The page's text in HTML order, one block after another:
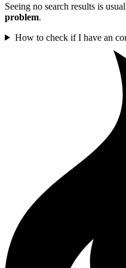
Seeing no search results is
problem.
How to check if I have an